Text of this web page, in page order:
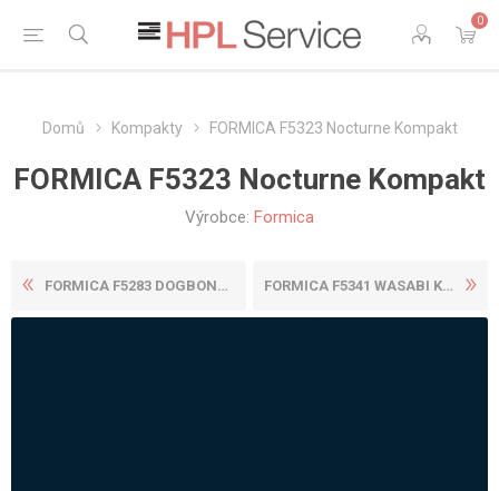
0
Domů Kompakty FORMICA F5323 Nocturne Kompakt
FORMICA F5323 Nocturne Kompakt
Výrobce: Formica
FORMICA F5283 DOGBONE STORM... FORMICA F5341 WASABI KOMPAK...